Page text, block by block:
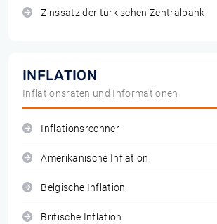
Zinssatz der türkischen Zentralbank
INFLATION
Inflationsraten und Informationen
Inflationsrechner
Amerikanische Inflation
Belgische Inflation
Britische Inflation